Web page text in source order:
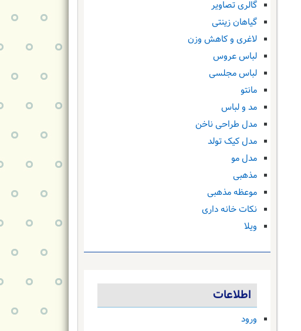
گالری تصاویر
گیاهان زینتی
لاغری و کاهش وزن
لباس عروس
لباس مجلسی
مانتو
مد و لباس
مدل طراحی ناخن
مدل کیک تولد
مدل مو
مذهبی
موعظه مذهبی
نکات خانه داری
ویلا
اطلاعات
ورود